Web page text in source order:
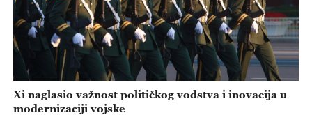
Xi naglasio važnost političkog vodstva i inovacija u
modernizaciji vojske